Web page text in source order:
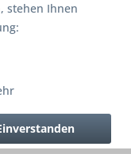
stehen Ihnen